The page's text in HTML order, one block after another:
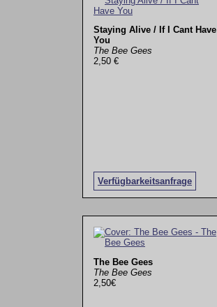
Staying Alive / If I Cant Have
You
The Bee Gees
2,50 €
Verfügbarkeitsanfrage
The Bee Gees
The Bee Gees
2,50€